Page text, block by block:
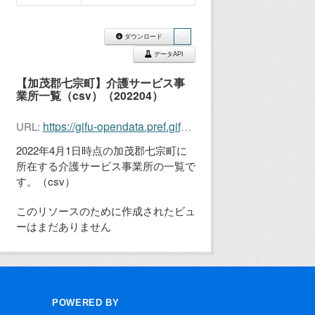
ダウンロード
データAPI
【加茂郡七宗町】介護サービス事
業所一覧（csv）（202204）
URL: https://gifu-opendata.pref.gifu.lg.jp/dataset/48a07267-729b-4a46-870e-50eb72ec13d0/resource/525a42ff-1d58-43af-9f6a-6b3d28f00187/download/215040_care_service_202204.csv
2022年4月1日時点の加茂郡七宗町に
所在する介護サービス事業所の一覧で
す。（csv）
このリソースのために作成されたビュ
ーはまだありません
POWERED BY